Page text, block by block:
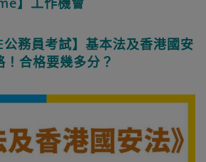
公務員考試】基本法及香港國安
合格要幾多分？